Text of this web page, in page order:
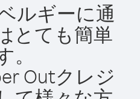
ルギーに通
とても簡単
。
Outクレジ